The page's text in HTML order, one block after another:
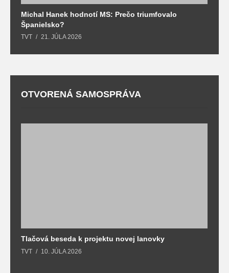
Michal Hanek hodnotí MS: Prečo triumfovalo
Španielsko?
TVT 21. JÚLA 2026
OTVORENÁ SAMOSPRÁVA
Tlačová beseda k projektu novej lanovky
TVT 10. JÚLA 2026